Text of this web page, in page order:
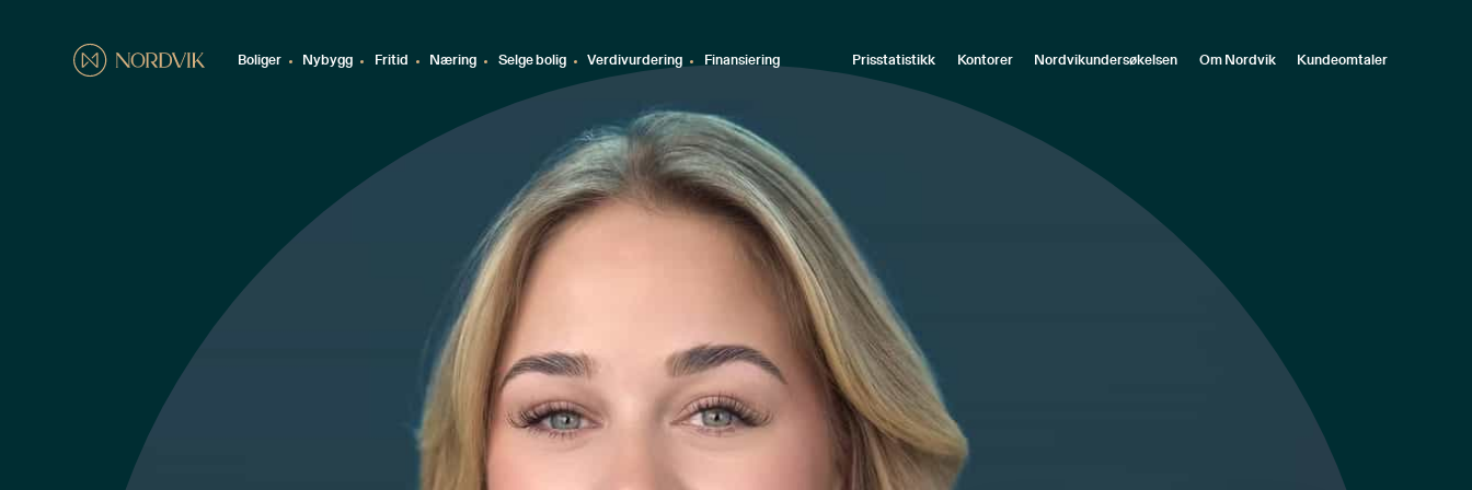
Boliger Nybygg Fritid Næring Selge bolig Verdivurdering Finansiering Prisstatistikk Kontorer Nordvikundersøkelsen Om Nordvik Kundeomtaler